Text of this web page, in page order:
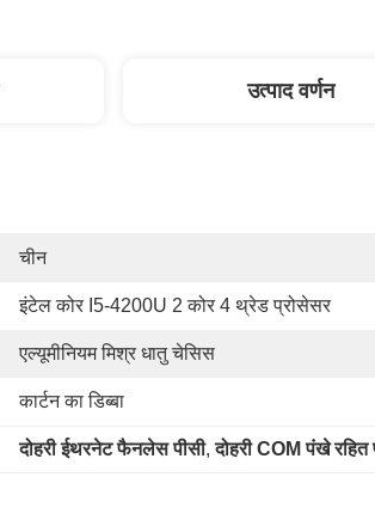
उत्पाद वर्णन
चीन
इंटेल कोर I5-4200U 2 कोर 4 थ्रेड प्रोसेसर
एल्यूमीनियम मिश्र धातु चेसिस
कार्टन का डिब्बा
दोहरी ईथरनेट फैनलेस पीसी, दोहरी COM पंखे रहित